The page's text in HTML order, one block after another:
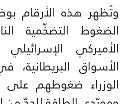
وتُظهر هذه الأرقام
الضغوط التضخّمية
الأميركي
الأسواق
الوزراء ضغوطهم على